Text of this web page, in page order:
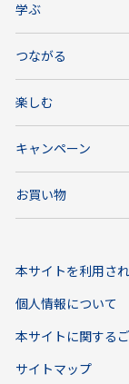
学ぶ
つながる
楽しむ
キャンペーン
お買い物
本サイトを利用さ
個人情報について
本サイトに関する
サイトマップ